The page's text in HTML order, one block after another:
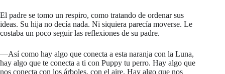
El padre se tomo un respiro, como tratando de ordenar sus
ideas. Su hija no decía nada. Ni siquiera parecía moverse. Le
costaba un poco seguir las reflexiones de su padre.
—Así como hay algo que conecta a esta naranja con la Luna,
hay algo que te conecta a ti con Puppy tu perro. Hay algo que
nos conecta con los árboles, con el aire. Hay algo que nos